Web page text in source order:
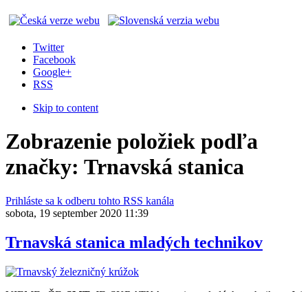
Twitter
Facebook
Google+
RSS
Skip to content
Zobrazenie položiek podľa
značky: Trnavská stanica
Prihláste sa k odberu tohto RSS kanála
sobota, 19 september 2020 11:39
Trnavská stanica mladých technikov